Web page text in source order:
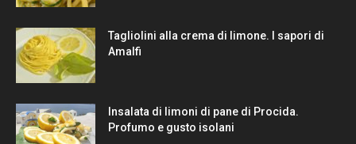
Tagliolini alla crema di limone. I sapori di
Amalfi
Insalata di limoni di pane di Procida.
Profumo e gusto isolani